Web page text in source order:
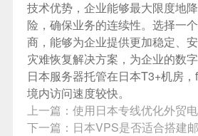
技术优势，企业能够最大限度地
险，确保业务的连续性。选择一
商，能够为企业提供更加稳定、
灾难恢复解决方案，为企业的数字
日本服务器托管在日本T3+机房
境内访问速度较快。
上一篇： 使用日本专线优化外贸
下一篇： 日本VPS是否适合搭建